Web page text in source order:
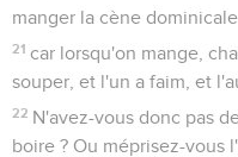
manger la cène
21 car lorsqu'on mange,
souper, et l'un a faim, et
22 N'avez-vous donc pas
boire ? Ou méprisez-vous